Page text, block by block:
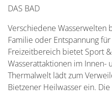
DAS BAD
Verschiedene Wasserwelten
Familie oder Entspannung
Freizeitbereich bietet Sport
Wasserattaktionen im Innen-
Thermalwelt lädt zum
Bietzener Heilwasser ein.